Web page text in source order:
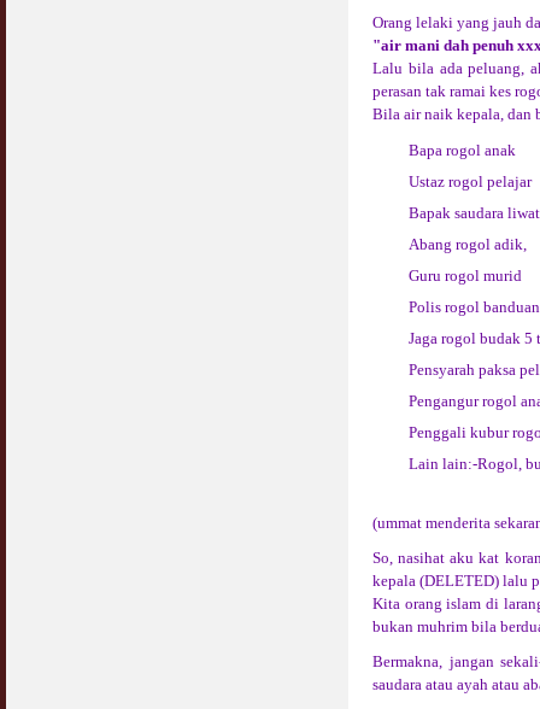
Orang lelaki yang jauh
"air mani dah penuh
Lalu bila ada peluang,
perasan tak ramai kes
Bila air naik kepala, dan
Bapa rogol anak
Ustaz rogol pelajar
Bapak saudara
Abang rogol adik,
Guru rogol murid
Polis rogol banduan
Jaga rogol budak 5
Pensyarah paksa
Pengangur rogol
Penggali kubur
Lain lain:-Rogol,
(ummat menderita
So, nasihat aku kat
kepala (DELETED) lalu
Kita orang islam di
bukan muhrim bila
Bermakna, jangan
saudara atau ayah atau